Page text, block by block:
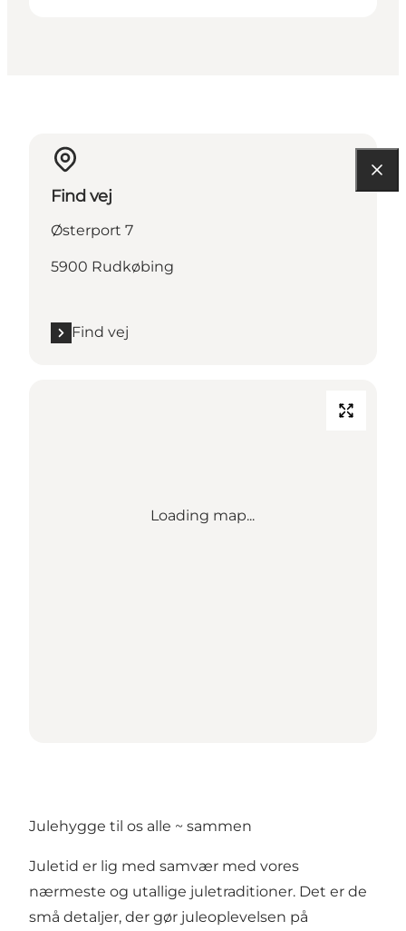
Find vej
Østerport 7
5900 Rudkøbing
Find vej
Loading map...
Julehygge til os alle ~ sammen
Juletid er lig med samvær med vores
nærmeste og utallige juletraditioner. Det er de
små detaljer, der gør juleoplevelsen på